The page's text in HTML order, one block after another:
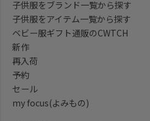
子供服をブランド一覧から探す
子供服をアイテム一覧から探す
ベビー服ギフト通販のCWTCH
新作
再入荷
予約
セール
my focus(よみもの)